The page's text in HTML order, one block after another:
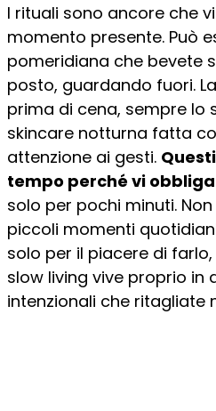
I rituali sono ancore che
momento presente. Può
pomeridiana che bevete
posto, guardando fuori.
prima di cena, sempre lo
skincare notturna fatta
attenzione ai gesti.
tempo perché vi
solo per pochi minuti.
piccoli momenti
solo per il piacere di
slow living vive proprio in
intenzionali che ritagliate